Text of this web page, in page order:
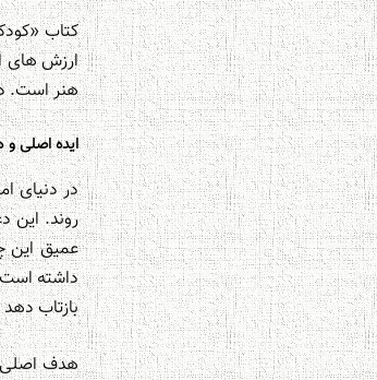
ارزش های
هنر است.
ایده اصلی و
در دنیای
عمیق این
داشته
بازتاب
هدف اصلی